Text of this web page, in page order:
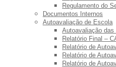
Regulamento do
Documentos Internos
Autoavaliação de Escola
Autoavaliação
Relatório Final –
Relatório de
Relatório de
Relatório de